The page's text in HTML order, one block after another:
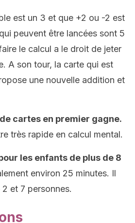
est un 3 et que +2 ou -2 est
peuvent être lancées sont 5
le calcul a le droit de jeter
A son tour, la carte qui est
une nouvelle addition et
cartes en premier gagne.
très rapide en calcul mental.
les enfants de plus de 8
environ 25 minutes. Il
et 7 personnes.